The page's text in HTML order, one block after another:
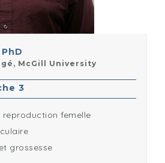
McGill University
3
reproduction femelle
grossesse